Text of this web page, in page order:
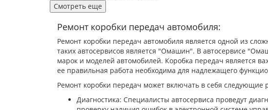
Смотреть еще
Ремонт коробки передач автомобиля:
Ремонт коробки передач автомобиля является одной из
таких автосервисов является "Омашин". В автосервисе
марок и моделей автомобилей. Коробка передач является
ее правильная работа необходима для надлежащего
Ремонт коробки передач может включать в себя следующие
Диагностика: Специалисты автосервиса проведут